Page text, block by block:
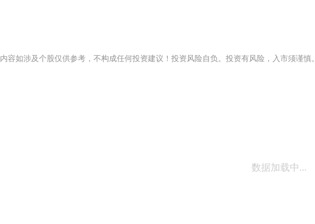
内容如涉及个股仅供参考，不构成任何投资建议！投资风险自负。投资有风险，入市须谨慎。
数据加载中...